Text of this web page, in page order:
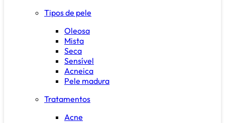
Tipos de pele
Oleosa
Mista
Seca
Sensível
Acneica
Pele madura
Tratamentos
Acne